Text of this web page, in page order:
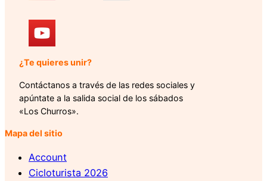
¿Te quieres unir?
Contáctanos a través de las redes sociales y
apúntate a la salida social de los sábados
«Los Churros».
Mapa del sitio
Account
Cicloturista 2026